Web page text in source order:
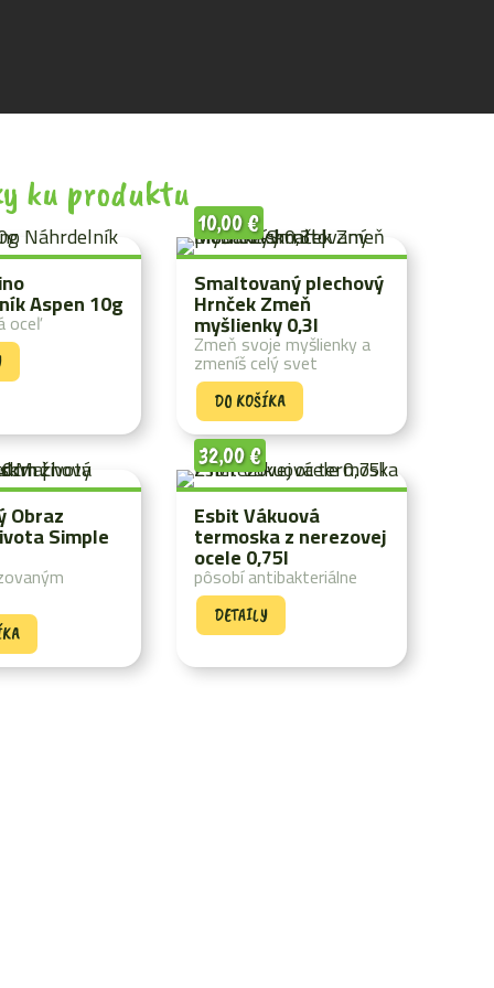
ku produktu
Aspen 10g
oceľ
Smaltovaný plechový
Hrnček Zmeň
myšlienky 0,3l
10,00€
Zmeň svoje myšlienky a
zmeníš celý svet
DO KOŠÍKA
Obraz
Simple
Esbit Vákuová
termoska z nerezovej
ocele 0,75l
32,00€
pôsobí antibakteriálne
DETAILY